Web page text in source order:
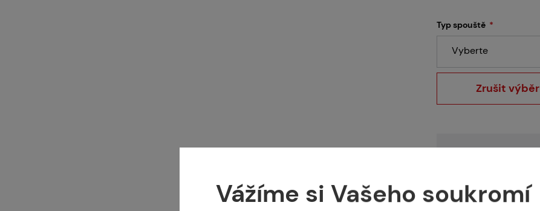
O nás
Typ spouště
Vyberte
Zrušit výběr
Vážíme si Vašeho soukromí